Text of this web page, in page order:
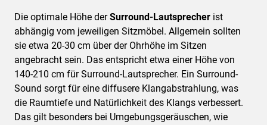
Die optimale Höhe derSurround-Lautsprecher ist
abhängig vom jeweiligen Sitzmöbel. Allgemein sollten
sie etwa 20-30 cm über der Ohrhöhe im Sitzen
angebracht sein. Das entspricht etwa einer Höhe von
140-210 cm für Surround-Lautsprecher. Ein Surround-
Sound sorgt für eine diffusere Klangabstrahlung, was
die Raumtiefe und Natürlichkeit des Klangs verbessert.
Das gilt besonders bei Umgebungsgeräuschen, wie